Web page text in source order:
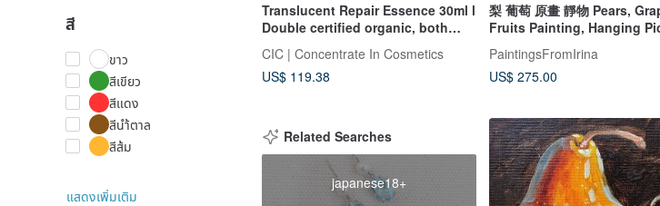
สี
ขาว
สีเขียว
สีแดง
สีนำ้ตาล
สีส้ม
แสดงเพิ่มเติม
Translucent Repair Essence 30ml l
Double certified organic, both
brightening and repairing
CIC | Concentrate In Cosmetics
US$ 119.38
梨 葡萄 原畫 靜物 Pears,
Fruits Painting, Hanging
Handmade Paintings
PaintingsFromIrina
US$ 275.00
Related Searches
japanese18+